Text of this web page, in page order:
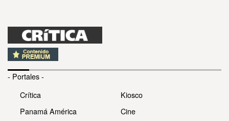
- Portales -
Crítica
Panamá América
Kiosco
Cine